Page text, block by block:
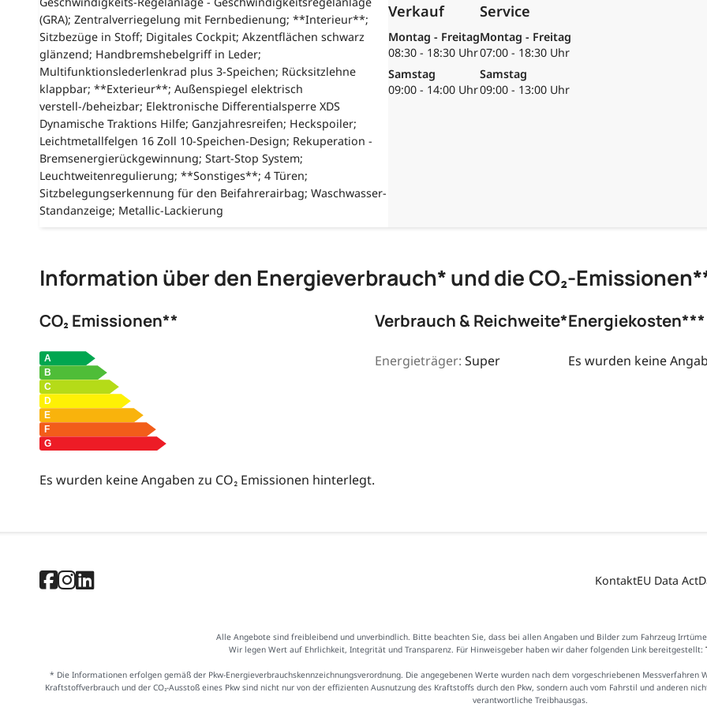
(GRA); Zentralverriegelung mit Fernbedienung; **Interieur**;
Sitzbezüge in Stoff; Digitales Cockpit; Akzentflächen schwarz
glänzend; Handbremshebelgriff in Leder;
Multifunktionslederlenkrad plus 3-Speichen; Rücksitzlehne
klappbar; **Exterieur**; Außenspiegel elektrisch
verstell-/beheizbar; Elektronische Differentialsperre XDS
Dynamische Traktions Hilfe; Ganzjahresreifen; Heckspoiler;
Leichtmetallfelgen 16 Zoll 10-Speichen-Design; Rekuperation -
Bremsenergierückgewinnung; Start-Stop System;
Leuchtweitenregulierung; **Sonstiges**; 4 Türen;
Sitzbelegungserkennung für den Beifahrerairbag; Waschwasser-
Standanzeige; Metallic-Lackierung
Verkauf
Montag - Freitag
08:30 - 18:30 Uhr
Samstag
09:00 - 14:00 Uhr
Service
Montag - Freitag
07:00 - 18:30 Uhr
Samstag
09:00 - 13:00 Uhr
Information über den Energieverbrauch* und die CO₂-
CO₂ Emissionen**
Es wurden keine Angaben zu CO₂ Emissionen hinterlegt.
Verbrauch & Reichweite*
Energieträger: Super
Energiekosten***
Es wurden keine
KontaktEU Data Act
Alle Angebote sind freibleibend und unverbindlich. Bitte beachten Sie, dass bei allen Angaben und Bilder zum Fahrzeug
Wir legen Wert auf Ehrlichkeit, Integrität und Transparenz. Für Hinweisgeber haben wir daher folgenden Link bereitgestellt:
* Die Informationen erfolgen gemäß der Pkw-Energieverbrauchskennzeichnungsverordnung. Die angegebenen Werte wurden nach dem vorgeschriebenen
Kraftstoffverbrauch und der CO₂-Ausstoß eines Pkw sind nicht nur von der effizienten Ausnutzung des Kraftstoffs durch den Pkw, sondern auch vom Fahrstil und anderen
verantwortliche Treibhausgas.